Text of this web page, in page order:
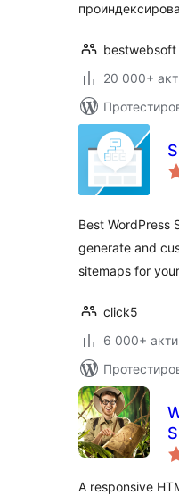
bestwebsoft
20 000+
Best WordPress
generate and
sitemaps for
click5
6 000+
A responsive